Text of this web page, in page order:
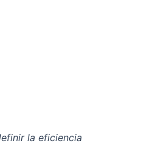
la eficiencia